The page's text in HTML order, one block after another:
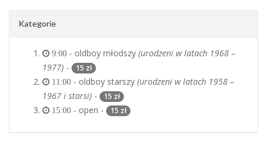
Kategorie
9:00 - oldboy młodszy (urodzeni w latach 1968 –
1977) - 15 zł
11:00 - oldboy starszy (urodzeni w latach 1958 –
1967 i starsi) - 15 zł
15:00 - open - 15 zł